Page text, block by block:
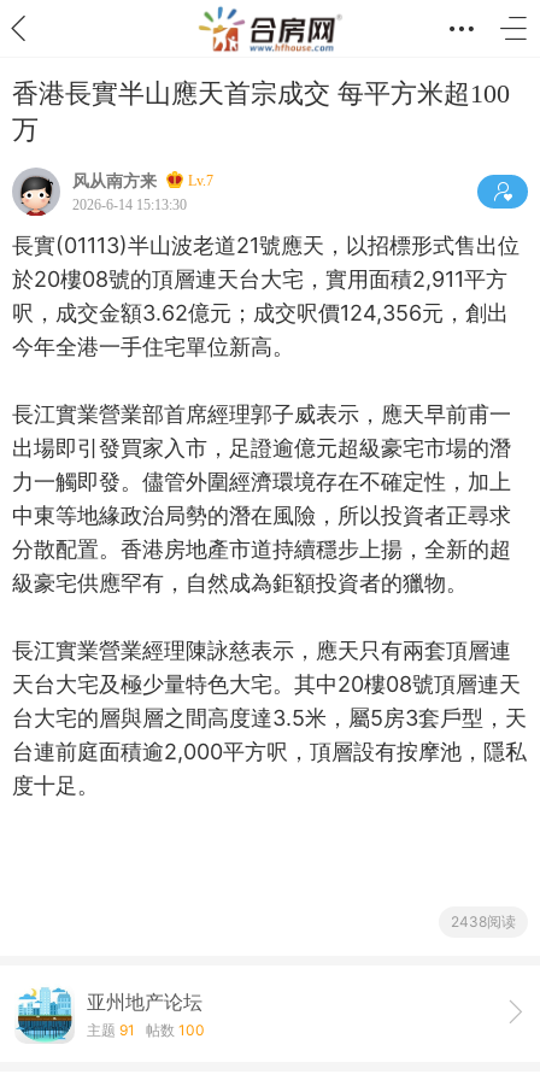
香港長實半山應天首宗成交 每平方米超100
万
风从南方来
Lv.7
2026-6-14 15:13:30
長實(01113)半山波老道21號應天，以招標形式售出位
於20樓08號的頂層連天台大宅，實用面積2,911平方
呎，成交金額3.62億元；成交呎價124,356元，創出
今年全港一手住宅單位新高。
長江實業營業部首席經理郭子威表示，應天早前甫一
出場即引發買家入市，足證逾億元超級豪宅市場的潛
力一觸即發。儘管外圍經濟環境存在不確定性，加上
中東等地緣政治局勢的潛在風險，所以投資者正尋求
分散配置。香港房地產市道持續穩步上揚，全新的超
級豪宅供應罕有，自然成為鉅額投資者的獵物。
長江實業營業經理陳詠慈表示，應天只有兩套頂層連
天台大宅及極少量特色大宅。其中20樓08號頂層連天
台大宅的層與層之間高度達3.5米，屬5房3套戶型，天
台連前庭面積逾2,000平方呎，頂層設有按摩池，隱私
度十足。
2438阅读
亚州地产论坛
主题 91 帖数 100